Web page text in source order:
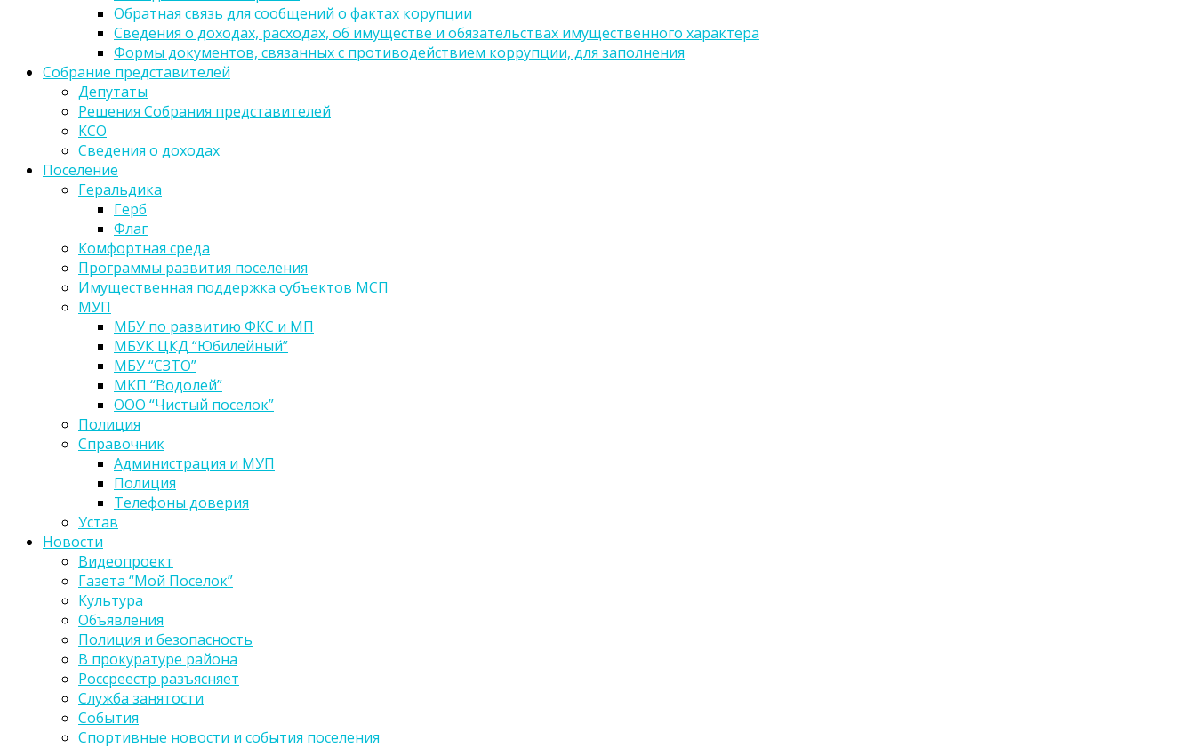
Обратная связь для сообщений о фактах корупции
Сведения о доходах, расходах, об имуществе и обязательствах имущественного характера
Формы документов, связанных с противодействием коррупции, для заполнения
Собрание представителей
Депутаты
Решения Собрания представителей
КСО
Сведения о доходах
Поселение
Геральдика
Герб
Флаг
Комфортная среда
Программы развития поселения
Имущественная поддержка субъектов МСП
МУП
МБУ по развитию ФКС и МП
МБУК ЦКД “Юбилейный”
МБУ “СЗТО”
МКП “Водолей”
ООО “Чистый поселок”
Полиция
Справочник
Администрация и МУП
Полиция
Телефоны доверия
Устав
Новости
Видеопроект
Газета “Мой Поселок”
Культура
Объявления
Полиция и безопасность
В прокуратуре района
Россреестр разъясняет
Служба занятости
События
Спортивные новости и события поселения